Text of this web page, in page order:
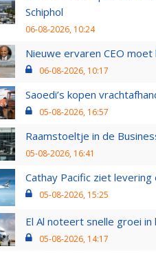
Schiphol
06-08-2026, 10:24
Nieuwe ervaren CEO
06-08-2026, 10:17
Saoedi’s kopen
05-08-2026, 16:57
Raamstoeltje in de
05-08-2026, 16:41
Cathay Pacific ziet
05-08-2026, 15:25
El Al noteert snelle groei
05-08-2026, 14:17